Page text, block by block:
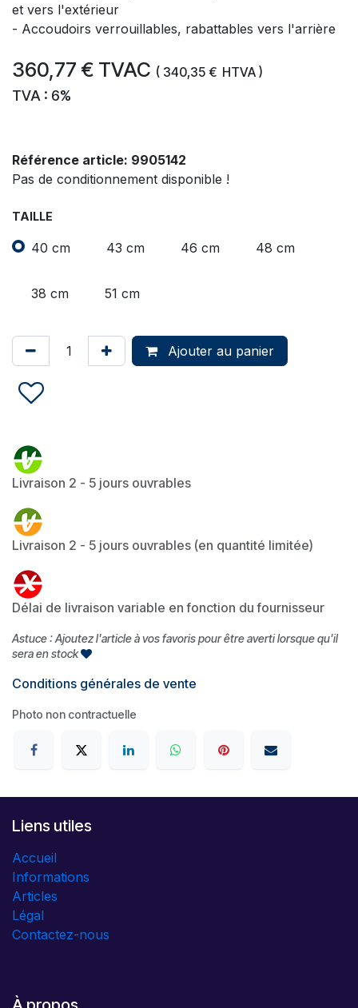
et vers l'extérieur
- Accoudoirs verrouillables, rabattables vers l'arrière
360,77 € TVAC ( 340,35 € HTVA )
TVA : 6%
Référence article: 9905142
Pas de conditionnement disponible !
TAILLE
40 cm 43 cm 46 cm 48 cm
38 cm 51 cm
Ajouter au panier
Livraison 2 - 5 jours ouvrables
Livraison 2 - 5 jours ouvrables (en quantité limitée)
Délai de livraison variable en fonction du fournisseur
Astuce : Ajoutez l'article à vos favoris pour être averti lorsque qu'il
sera en stock
Conditions générales de vente
Photo non contractuelle
Liens utiles
Accueil
Informations
Articles
Légal
Contactez-nous